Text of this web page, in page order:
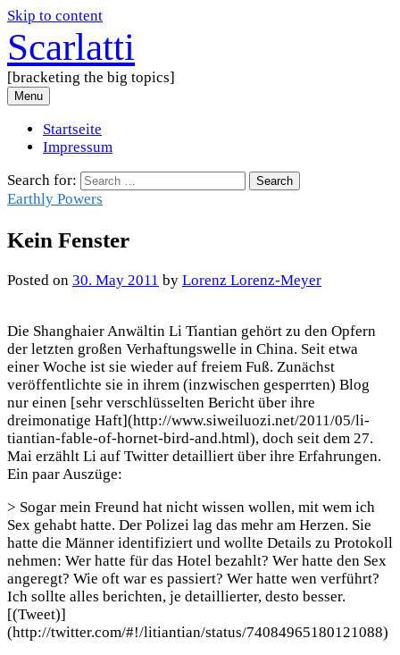
Skip to content
Scarlatti
[bracketing the big topics]
Menu
Startseite
Impressum
Search for:
Earthly Powers
Kein Fenster
Posted on 30. May 2011 by Lorenz Lorenz-Meyer
Die Shanghaier Anwältin Li Tiantian gehört zu den Opfern
der letzten großen Verhaftungswelle in China. Seit etwa
einer Woche ist sie wieder auf freiem Fuß. Zunächst
veröffentlichte sie in ihrem (inzwischen gesperrten) Blog
nur einen [sehr verschlüsselten Bericht über ihre
dreimonatige Haft](http://www.siweiluozi.net/2011/05/li-
tiantian-fable-of-hornet-bird-and.html), doch seit dem 27.
Mai erzählt Li auf Twitter detailliert über ihre Erfahrungen.
Ein paar Auszüge:
> Sogar mein Freund hat nicht wissen wollen, mit wem ich
Sex gehabt hatte. Der Polizei lag das mehr am Herzen. Sie
hatte die Männer identifiziert und wollte Details zu Protokoll
nehmen: Wer hatte für das Hotel bezahlt? Wer hatte den Sex
angeregt? Wie oft war es passiert? Wer hatte wen verführt?
Ich sollte alles berichten, je detaillierter, desto besser.
[(Tweet)]
(http://twitter.com/#!/litiantian/status/74084965180121088)